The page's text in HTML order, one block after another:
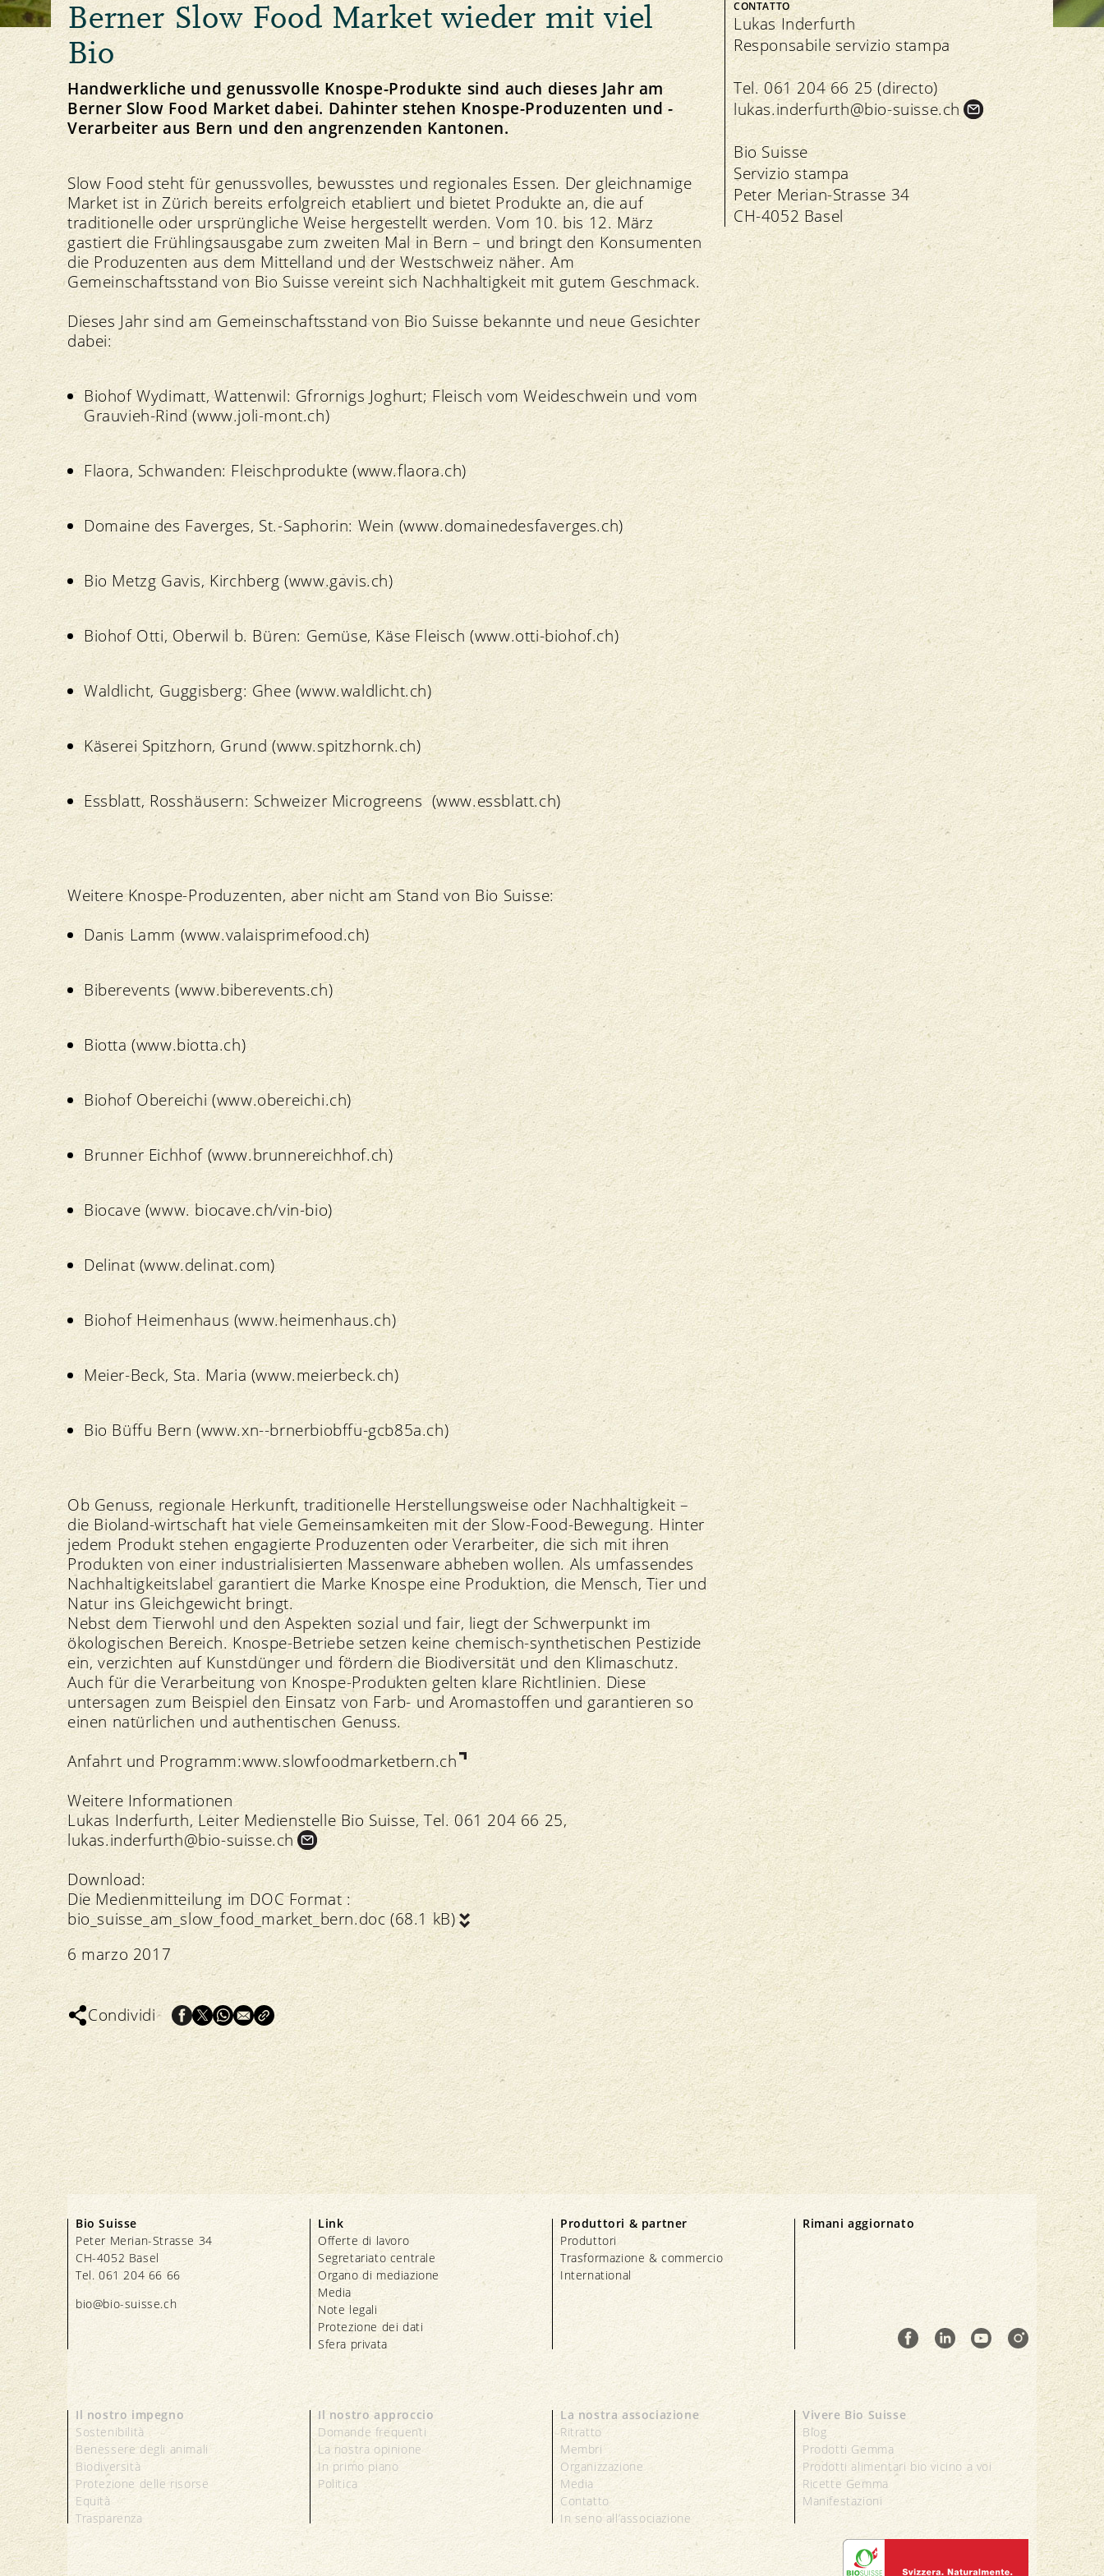
Principio della Gemma
Il nostro marchio
Salute degli animali
Protezione delle risorse
Suolo
Piante
Acqua
Clima
Equità
Mercato
Prezzi
Trasparenza
Direttive
Controllo
Importazione
Assicurazione della qualità
Allevamento degli animali e foraggiamento
Importazione
Politica
Linee direttive e visione
Strategia
Assemblea dei delegati
Media
Comunicati stampa
Download di foto
Download del logo
Contatto
Offerte di lavoro
Organo di mediazione
In seno all’associazione
Direttive
Commercio specializzato bio
Ricette Gemma Manifestazioni
Mercati regionali
Bio-Simposio
Berner Slow Food Market wieder mit viel
Bio
Handwerkliche und genussvolle Knospe-Produkte sind auch dieses Jahr am
Berner Slow Food Market dabei. Dahinter stehen Knospe-Produzenten und -
Verarbeiter aus Bern und den angrenzenden Kantonen.
Slow Food steht für genussvolles, bewusstes und regionales Essen. Der gleichnamige
Market ist in Zürich bereits erfolgreich etabliert und bietet Produkte an, die auf
traditionelle oder ursprüngliche Weise hergestellt werden. Vom 10. bis 12. März
gastiert die Frühlingsausgabe zum zweiten Mal in Bern – und bringt den Konsumenten
die Produzenten aus dem Mittelland und der Westschweiz näher. Am
Gemeinschaftsstand von Bio Suisse vereint sich Nachhaltigkeit mit gutem Geschmack.
Dieses Jahr sind am Gemeinschaftsstand von Bio Suisse bekannte und neue Gesichter
dabei:
Biohof Wydimatt, Wattenwil: Gfrornigs Joghurt; Fleisch vom Weideschwein und vom
Grauvieh-Rind (www.joli-mont.ch)
Flaora, Schwanden: Fleischprodukte (www.flaora.ch)
Domaine des Faverges, St.-Saphorin: Wein (www.domainedesfaverges.ch)
Bio Metzg Gavis, Kirchberg (www.gavis.ch)
Biohof Otti, Oberwil b. Büren: Gemüse, Käse Fleisch (www.otti-biohof.ch)
Waldlicht, Guggisberg: Ghee (www.waldlicht.ch)
Käserei Spitzhorn, Grund (www.spitzhornk.ch)
Essblatt, Rosshäusern: Schweizer Microgreens (www.essblatt.ch)
Weitere Knospe-Produzenten, aber nicht am Stand von Bio Suisse:
Danis Lamm (www.valaisprimefood.ch)
Biberevents (www.biberevents.ch)
Biotta (www.biotta.ch)
Biohof Obereichi (www.obereichi.ch)
Brunner Eichhof (www.brunnereichhof.ch)
Biocave (www. biocave.ch/vin-bio)
Delinat (www.delinat.com)
Biohof Heimenhaus (www.heimenhaus.ch)
Meier-Beck, Sta. Maria (www.meierbeck.ch)
Bio Büffu Bern (www.xn--brnerbiobffu-gcb85a.ch)
Ob Genuss, regionale Herkunft, traditionelle Herstellungsweise oder Nachhaltigkeit –
die Bioland-wirtschaft hat viele Gemeinsamkeiten mit der Slow-Food-Bewegung. Hinter
jedem Produkt stehen engagierte Produzenten oder Verarbeiter, die sich mit ihren
Produkten von einer industrialisierten Massenware abheben wollen. Als umfassendes
Nachhaltigkeitslabel garantiert die Marke Knospe eine Produktion, die Mensch, Tier und
Natur ins Gleichgewicht bringt.
Nebst dem Tierwohl und den Aspekten sozial und fair, liegt der Schwerpunkt im
ökologischen Bereich. Knospe-Betriebe setzen keine chemisch-synthetischen Pestizide
ein, verzichten auf Kunstdünger und fördern die Biodiversität und den Klimaschutz.
Auch für die Verarbeitung von Knospe-Produkten gelten klare Richtlinien. Diese
untersagen zum Beispiel den Einsatz von Farb- und Aromastoffen und garantieren so
einen natürlichen und authentischen Genuss.
Anfahrt und Programm:www.slowfoodmarketbern.ch
Weitere Informationen
Lukas Inderfurth, Leiter Medienstelle Bio Suisse, Tel. 061 204 66 25,
lukas.inderfurth@bio-suisse.ch
Download:
Die Medienmitteilung im DOC Format :
bio_suisse_am_slow_food_market_bern.doc (68.1 kB)
6 marzo 2017
Condividi
CONTATTO
Lukas Inderfurth
Responsabile servizio stampa
Tel. 061 204 66 25 (directo)
lukas.inderfurth@bio-suisse.ch
Bio Suisse
Servizio stampa
Peter Merian-Strasse 34
CH-4052 Basel
Bio Suisse
Peter Merian-Strasse 34
CH-4052 Basel
Tel. 061 204 66 66
bio@bio-suisse.ch
Link
Offerte di lavoro
Segretariato centrale
Organo di mediazione
Media
Note legali
Protezione dei dati
Sfera privata
Produttori & partner
Produttori
Trasformazione & commercio
International
Rimani aggiornato
Il nostro impegno
Sostenibilità
Benessere degli animali
Biodiversità
Protezione delle risorse
Equità
Trasparenza
Il nostro approccio
Domande frequenti
La nostra opinione
In primo piano
Politica
La nostra associazione
Ritratto
Membri
Organizzazione
Media
Contatto
In seno all’associazione
Vivere Bio Suisse
Blog
Prodotti Gemma
Prodotti alimentari bio vicino a voi
Ricette Gemma
Manifestazioni